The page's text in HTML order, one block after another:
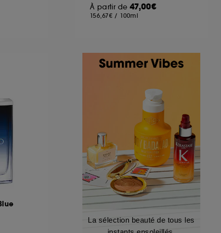
À partir de 47,00€
156,67€ / 100ml
La sélection beauté de tous les